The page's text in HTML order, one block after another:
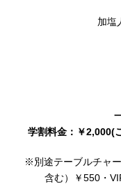
加塩
学割料金：￥2,000(
※別途テーブルチャ
含む）￥550・